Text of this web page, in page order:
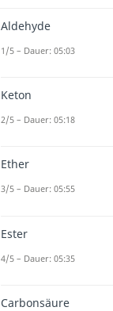
Aldehyde
1/5 – Dauer: 05:03
Keton
2/5 – Dauer: 05:18
Ether
3/5 – Dauer: 05:55
Ester
4/5 – Dauer: 05:35
Carbonsäure